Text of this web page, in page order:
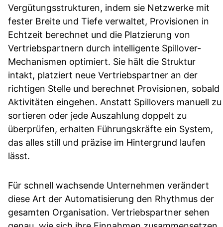
Vergütungsstrukturen, indem sie Netzwerke mit
fester Breite und Tiefe verwaltet, Provisionen in
Echtzeit berechnet und die Platzierung von
Vertriebspartnern durch intelligente Spillover-
Mechanismen optimiert. Sie hält die Struktur
intakt, platziert neue Vertriebspartner an der
richtigen Stelle und berechnet Provisionen, sobald
Aktivitäten eingehen. Anstatt Spillovers manuell zu
sortieren oder jede Auszahlung doppelt zu
überprüfen, erhalten Führungskräfte ein System,
das alles still und präzise im Hintergrund laufen
lässt.
Für schnell wachsende Unternehmen verändert
diese Art der Automatisierung den Rhythmus der
gesamten Organisation. Vertriebspartner sehen